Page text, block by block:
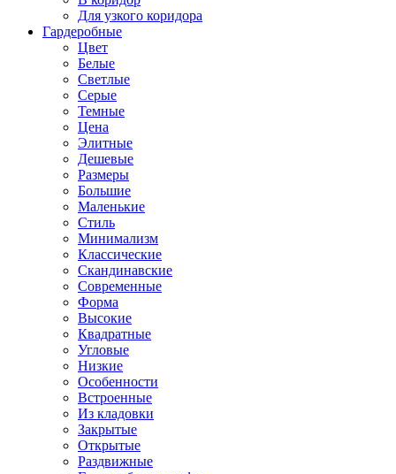
Для узкого коридора
Гардеробные
Цвет
Белые
Светлые
Серые
Темные
Цена
Элитные
Дешевые
Размеры
Большие
Маленькие
Стиль
Минимализм
Классические
Скандинавские
Современные
Форма
Высокие
Квадратные
Угловые
Низкие
Особенности
Встроенные
Из кладовки
Закрытые
Открытые
Раздвижные